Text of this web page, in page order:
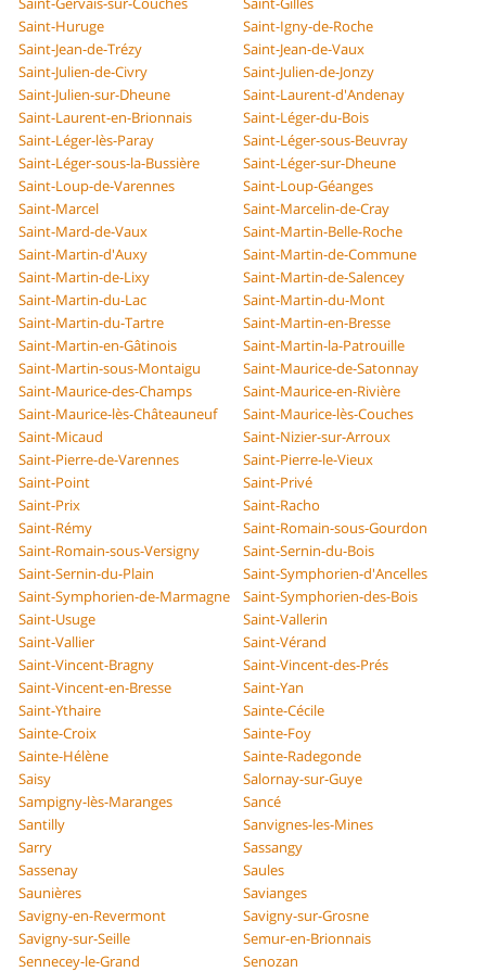
Saint-Huruge
Saint-Igny-de-Roche
Saint-Jean-de-Trézy
Saint-Jean-de-Vaux
Saint-Julien-de-Civry
Saint-Julien-de-Jonzy
Saint-Julien-sur-Dheune
Saint-Laurent-d'Andenay
Saint-Laurent-en-Brionnais
Saint-Léger-du-Bois
Saint-Léger-lès-Paray
Saint-Léger-sous-Beuvray
Saint-Léger-sous-la-Bussière
Saint-Léger-sur-Dheune
Saint-Loup-de-Varennes
Saint-Loup-Géanges
Saint-Marcel
Saint-Marcelin-de-Cray
Saint-Mard-de-Vaux
Saint-Martin-Belle-Roche
Saint-Martin-d'Auxy
Saint-Martin-de-Commune
Saint-Martin-de-Lixy
Saint-Martin-de-Salencey
Saint-Martin-du-Lac
Saint-Martin-du-Mont
Saint-Martin-du-Tartre
Saint-Martin-en-Bresse
Saint-Martin-en-Gâtinois
Saint-Martin-la-Patrouille
Saint-Martin-sous-Montaigu
Saint-Maurice-de-Satonnay
Saint-Maurice-des-Champs
Saint-Maurice-en-Rivière
Saint-Maurice-lès-Châteauneuf
Saint-Maurice-lès-Couches
Saint-Micaud
Saint-Nizier-sur-Arroux
Saint-Pierre-de-Varennes
Saint-Pierre-le-Vieux
Saint-Point
Saint-Privé
Saint-Prix
Saint-Racho
Saint-Rémy
Saint-Romain-sous-Gourdon
Saint-Romain-sous-Versigny
Saint-Sernin-du-Bois
Saint-Sernin-du-Plain
Saint-Symphorien-d'Ancelles
Saint-Symphorien-de-Marmagne
Saint-Symphorien-des-Bois
Saint-Usuge
Saint-Vallerin
Saint-Vallier
Saint-Vérand
Saint-Vincent-Bragny
Saint-Vincent-des-Prés
Saint-Vincent-en-Bresse
Saint-Yan
Saint-Ythaire
Sainte-Cécile
Sainte-Croix
Sainte-Foy
Sainte-Hélène
Sainte-Radegonde
Saisy
Salornay-sur-Guye
Sampigny-lès-Maranges
Sancé
Santilly
Sanvignes-les-Mines
Sarry
Sassangy
Sassenay
Saules
Saunières
Savianges
Savigny-en-Revermont
Savigny-sur-Grosne
Savigny-sur-Seille
Semur-en-Brionnais
Sennecey-le-Grand
Senozan